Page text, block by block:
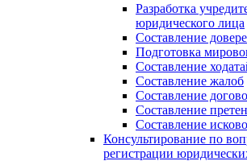
Разработка
юридического лица
Составление
Подготовка
Составление
Составление жалоб
Составление
Составление
Составление
Консультирование по
регистрации